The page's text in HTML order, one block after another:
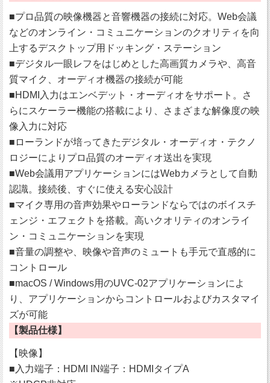
■プロ品質の映像機器と音響機器の接続に対応。Web会議
などのオンライン・コミュニケーションのクオリティを向
上するデスクトップ用ドッキング・ステーション
■デジタル一眼レフをはじめとした高画質カメラや、高音
質マイク、オーディオ機器の接続が可能
■HDMI入力はエンベデット・オーディオをサポート。さ
らにスケーラー機能の搭載により、さまざまな解像度の映
像入力に対応
■ローランドが培ってきたデジタル・オーディオ・テクノ
ロジーによりプロ品質のオーディオ送出を実現
■Web会議用アプリケーションにはWebカメラとして自動
認識。接続後、すぐに使える安心設計
■マイク専用の音声効果やローランドならではのボイスチ
ェンジ・エフェクトを搭載。高いクオリティのオンライ
ン・コミュニケーションを実現
■音量の調整や、映像や音声のミュートも手元で直感的に
コントロール
■macOS / Windows用のUVC-02アプリケーションによ
り、アプリケーションからコントロールおよびカスタマイ
ズが可能
【製品仕様】
【映像】
■入力端子：HDMI IN端子：HDMIタイプA